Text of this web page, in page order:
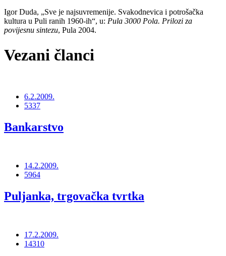
Igor Duda, „Sve je najsuvremenije. Svakodnevica i potrošačka
kultura u Puli ranih 1960-ih“, u: Pula 3000 Pola. Prilozi za
povijesnu sintezu, Pula 2004.
Vezani članci
6.2.2009.
5337
Bankarstvo
14.2.2009.
5964
Puljanka, trgovačka tvrtka
17.2.2009.
14310